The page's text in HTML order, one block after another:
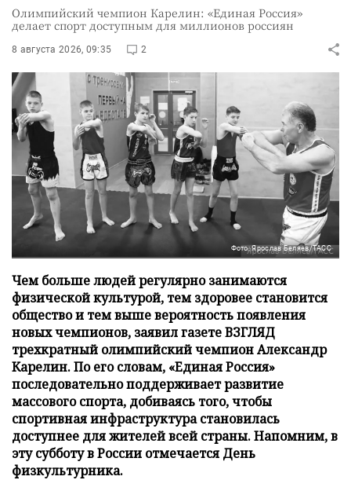
Олимпийский чемпион Карелин: «Единая Россия»
делает спорт доступным для миллионов россиян
8 августа 2026, 09:35 2
Фото: Ярослав Беляев/ТАСС
Чем больше людей регулярно занимаются
физической культурой, тем здоровее становится
общество и тем выше вероятность появления
новых чемпионов, заявил газете ВЗГЛЯД
трехкратный олимпийский чемпион Александр
Карелин. По его словам, «Единая Россия»
последовательно поддерживает развитие
массового спорта, добиваясь того, чтобы
спортивная инфраструктура становилась
доступнее для жителей всей страны. Напомним, в
эту субботу в России отмечается День
физкультурника.